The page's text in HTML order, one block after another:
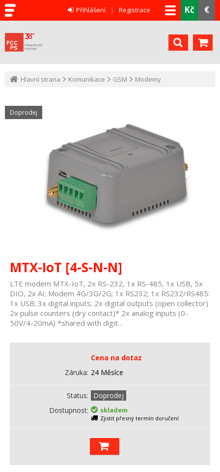
Kč €
Přihlášení Registrace
Hlavní strana Komunikace GSM Modemy
Doprodej
MTX-IoT [4-S-N-N]
LTE modem MTX-IoT, 2x RS-232, 1x RS-485, 1x USB, 5x
DIO, 2x AI; Modem 4G/3G/2G; 1x RS232; 1x RS232/RS485:
1x USB; 3x digital inputs; 2x digital outputs (open collector)
2x pulse counters (dry contact)* 2x analog inputs (0-
50V/4-20mA) *shared with digit...
Cena na dotaz
Záruka 24 Měsíce
Status
Doprodej
Dostupnost
skladem
Zjistit přesný termín doručení